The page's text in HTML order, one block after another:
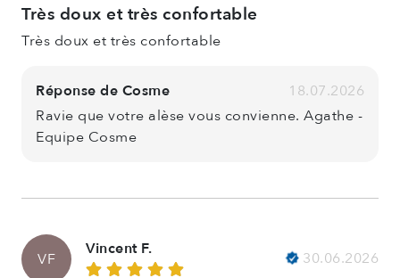
Très doux et très confortable
Très doux et très confortable
Réponse de Cosme
18.07.2026
Ravie que votre alèse vous convienne. Agathe -
Equipe Cosme
VF
Vincent F.
30.06.2026